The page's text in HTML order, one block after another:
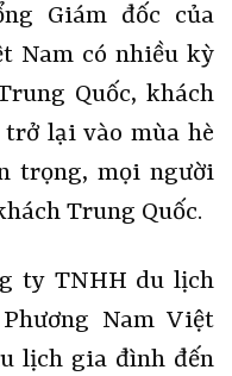
Giám đốc của
Nam có nhiều kỳ
Quốc, khách
lại vào mùa hè
trọng, mọi người
Trung Quốc.
ty TNHH du lịch
Nam Việt
lịch gia đình đến